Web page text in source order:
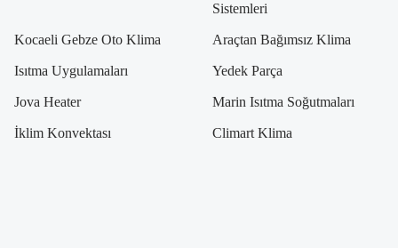
Sistemleri
Kocaeli Gebze Oto Klima Araçtan Bağımsız Klima
Isıtma Uygulamaları Yedek Parça
Jova Heater Marin Isıtma Soğutmaları
İklim Konvektası Climart Klima